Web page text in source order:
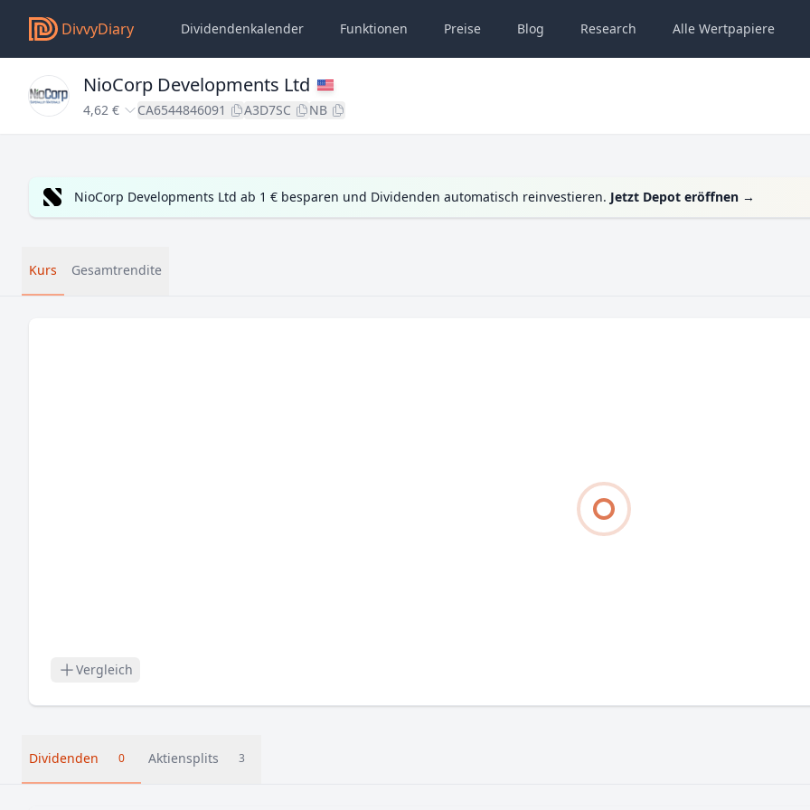
DivvyDiary Dividendenkalender Funktionen Preise Blog Research Alle Wertpapiere
NioCorp Developments Ltd
4,62 € CA6544846091 A3D7SC NB
NioCorp Developments Ltd ab 1 € besparen und Dividenden automatisch reinvestieren. Jetzt Depot eröffnen →
Kurs Gesamtrendite
Vergleich
Dividenden 0 Aktiensplits 3